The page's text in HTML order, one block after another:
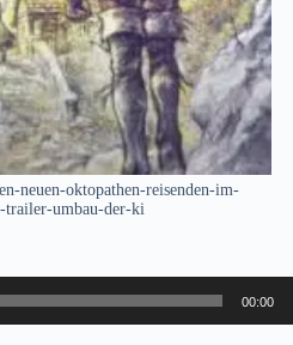
neuen-oktopathen-reisenden-im-
trailer-umbau-der-ki
00:00